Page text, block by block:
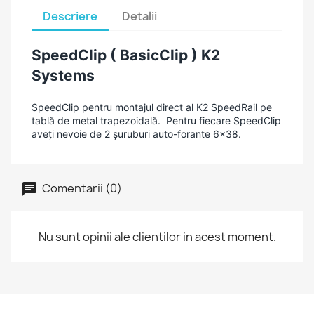
Descriere Detalii
SpeedClip ( BasicClip ) K2
Systems
SpeedClip pentru montajul direct al K2 SpeedRail pe
tablă de metal trapezoidală. Pentru fiecare SpeedClip
aveți nevoie de 2 șuruburi auto-forante 6x38.
Comentarii (0)
Nu sunt opinii ale clientilor in acest moment.